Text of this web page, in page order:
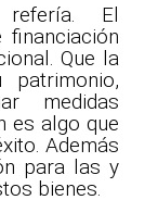
El
Que la
medidas
es algo que
Además
para las y
bienes.